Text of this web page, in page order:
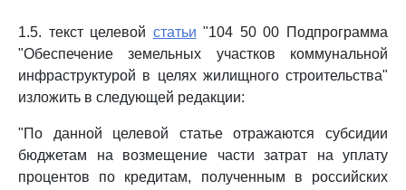
1.5. текст целевой статьи "104 50 00 Подпрограмма
"Обеспечение земельных участков коммунальной
инфраструктурой в целях жилищного строительства"
изложить в следующей редакции:
"По данной целевой статье отражаются субсидии
бюджетам на возмещение части затрат на уплату
процентов по кредитам, полученным в российских